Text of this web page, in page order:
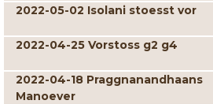
2022-05-02 Isolani stoesst vor
2022-04-25 Vorstoss g2 g4
2022-04-18 Praggnanandhaans
Manoever